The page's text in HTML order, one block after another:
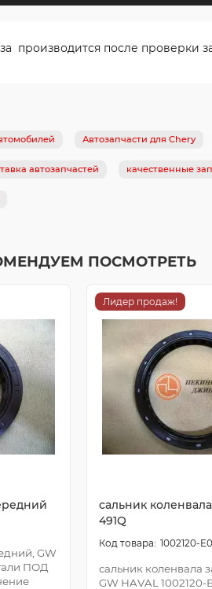
после проверки
Автозапчасти для Chery
автозапчастей качественные
ПОСМОТРЕТЬ
GW
ПОД
Лидер продаж!
сальник
491Q
1002120-
сальник коленвала
GW HAVAL 1002120-